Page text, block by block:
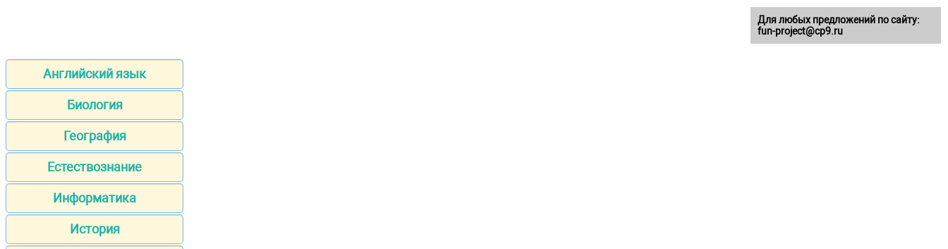
Английский язык
Биология
География
Естествознание
Информатика
История
Для любых предложений по сайту:
fun-project@cp9.ru